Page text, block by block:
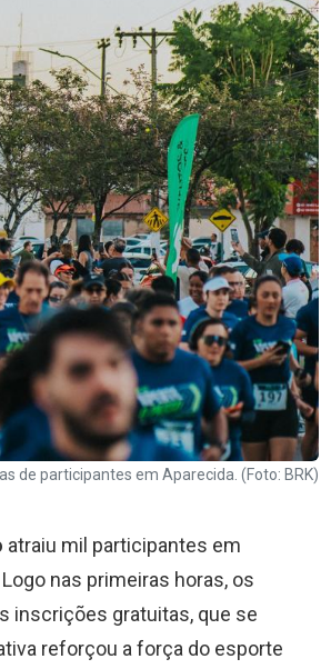
de participantes em Aparecida. (Foto: BRK)
atraiu mil participantes em
nas primeiras horas, os
inscrições gratuitas, que se
reforçou a força do esporte